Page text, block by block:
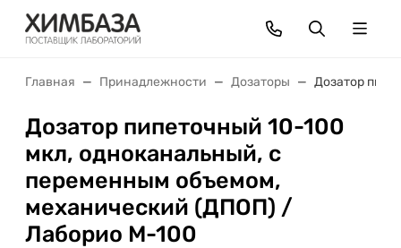
Главная Принадлежности Дозаторы Дозатор
Дозатор пипеточный 10-100
мкл, одноканальный, с
переменным объемом,
механический (ДПОП) /
Лаборио М-100